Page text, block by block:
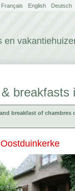
en
Français English Deutsch
breakfasts
breakfast of